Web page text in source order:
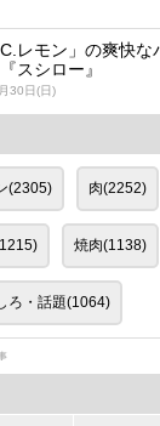
レモン」の爽快な
スシロー』
30日(日)
(2305) 肉(2252)
焼肉(1138)
ろ・話題(1064)